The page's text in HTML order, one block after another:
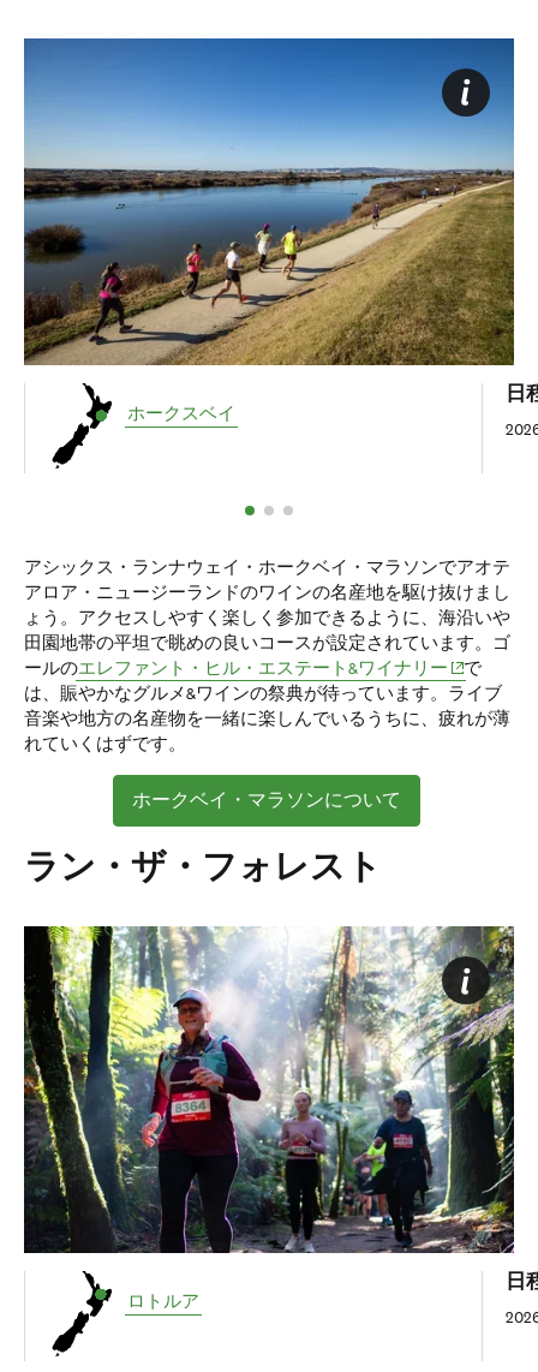
ホークスベイ
日
アシックス・ランナウェイ・ホークベイ・マラソンでアオテ
アロア・ニュージーランドのワインの名産地を駆け抜けまし
ょう。アクセスしやすく楽しく参加できるように、海沿いや
田園地帯の平坦で眺めの良いコースが設定されています。ゴ
ールのエレファント・ヒル・エステート&ワイナリー (opens in
で
は、賑やかなグルメ&ワインの祭典が待っています。ライブ
音楽や地方の名産物を一緒に楽しんでいるうちに、疲れが薄
れていくはずです。
ホークベイ・マラソンについて
ラン・ザ・フォレスト
ロトルア
日